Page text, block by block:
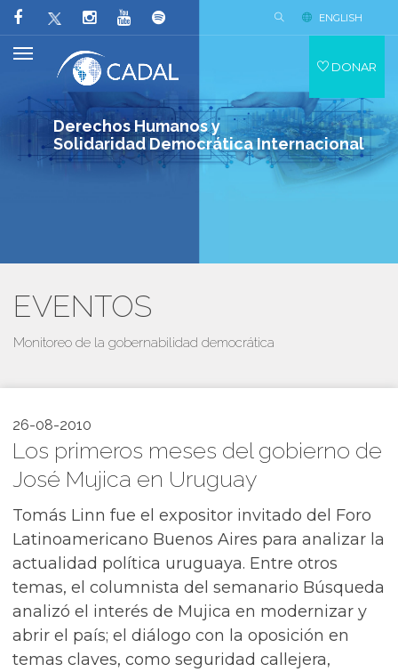
Derechos Humanos y
Solidaridad Democrática Internacional
ENGLISH
DONAR
EVENTOS
Monitoreo de la gobernabilidad democrática
26-08-2010
Los primeros meses del gobierno de
José Mujica en Uruguay
Tomás Linn fue el expositor invitado del Foro
Latinoamericano Buenos Aires para analizar la
actualidad política uruguaya. Entre otros
temas, el columnista del semanario Búsqueda
analizó el interés de Mujica en modernizar y
abrir el país; el diálogo con la oposición en
temas claves, como seguridad callejera,